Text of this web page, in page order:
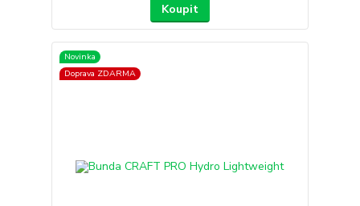
Koupit
Novinka
Doprava ZDARMA